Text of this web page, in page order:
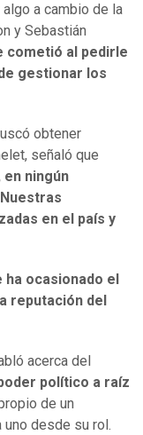
a cambio de la
y Sebastián
cometió al pedirle
gestionar los
obtener
señaló que
en ningún
en el país y
ha ocasionado el
reputación del
acerca del
político a raíz
de un
desde su rol.